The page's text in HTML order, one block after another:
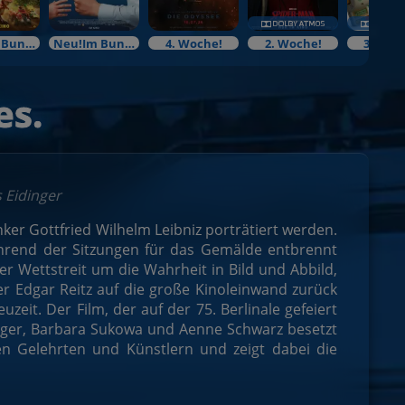
Neu!Im Bundesstart Neu!Im Bundesstart 4. Woche! 2. Woche! 3.
Eidinger
Gottfried Wilhelm Leibniz porträtiert werden.
der Sitzungen für das Gemälde entbrennt
Wettstreit um die Wahrheit in Bild und Abbild,
Edgar Reitz auf die große Kinoleinwand zurück
Der Film, der auf der 75. Berlinale gefeiert
Barbara Sukowa und Aenne Schwarz besetzt
Gelehrten und Künstlern und zeigt dabei die